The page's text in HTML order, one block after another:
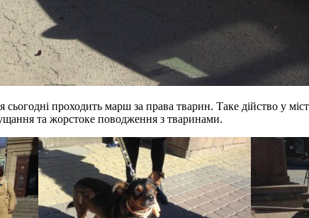
проходить марш за права тварин. Таке дійство у
та жорстоке поводження з тваринами.